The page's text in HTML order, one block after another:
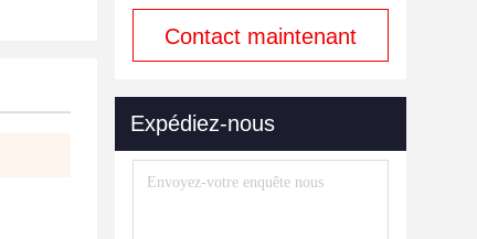
Contact maintenant
Expédiez-nous